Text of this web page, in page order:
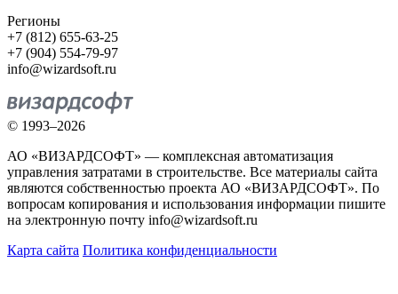
Регионы
+7 (812) 655-63-25
+7 (904) 554-79-97
info@wizardsoft.ru
© 1993–2026
АО «ВИЗАРДСОФТ» — комплексная автоматизация
управления затратами в строительстве. Все материалы сайта
являются собственностью проекта АО «ВИЗАРДСОФТ». По
вопросам копирования и использования информации пишите
на электронную почту info@wizardsoft.ru
Карта сайта Политика конфиденциальности